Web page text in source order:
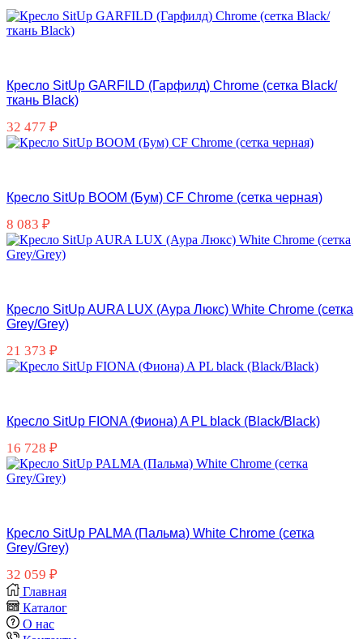
Кресло SitUp GARFILD (Гарфилд) Chrome (сетка Black/
ткань Black)
32 477 ₽
Кресло SitUp BOOM (Бум) CF Chrome (сетка черная)
8 083 ₽
Кресло SitUp AURA LUX (Аура Люкс) White Chrome (сетка
Grey/Grey)
21 373 ₽
Кресло SitUp FIONA (Фиона) A PL black (Black/Black)
16 728 ₽
Кресло SitUp PALMA (Пальма) White Chrome (сетка
Grey/Grey)
32 059 ₽
Главная
Каталог
О нас